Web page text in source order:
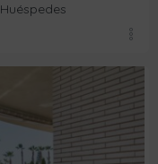
Huéspedes